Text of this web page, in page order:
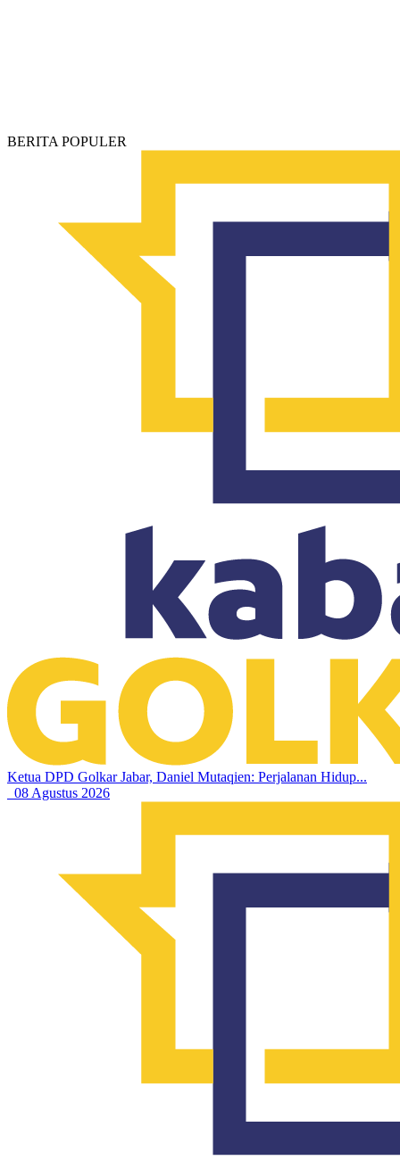
BERITA POPULER
Ketua DPD Golkar Jabar, Daniel Mutaqien: Perjalanan Hidup...
08 Agustus 2026